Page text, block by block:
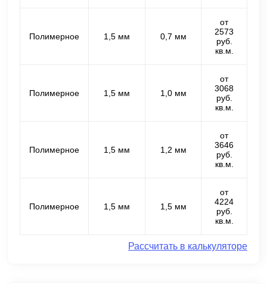
Полимерное 1,5 мм 0,7 мм
от
2573
руб.
кв.м.
Полимерное 1,5 мм 1,0 мм
от
3068
руб.
кв.м.
Полимерное 1,5 мм 1,2 мм
от
3646
руб.
кв.м.
Полимерное 1,5 мм 1,5 мм
от
4224
руб.
кв.м.
Рассчитать в калькуляторе